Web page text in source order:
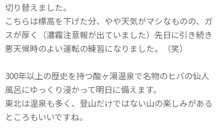
切り替えました。
こちらは標高を下げた分、やや天気がマシなものの、ガ
スが厚く（濃霧注意報が出ていました）先日に引き続き
悪天候時のよい運転の練習になりました。（笑）
300年以上の歴史を持つ酸ヶ湯温泉で名物のヒバの仙人
風呂にゆっくり浸かって明日に備えます。
東北は温泉も多く、登山だけではない山の楽しみがある
ところもいいですね。